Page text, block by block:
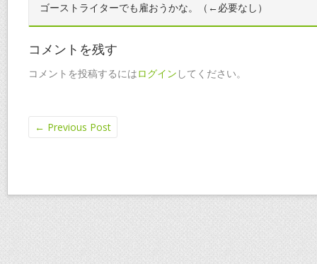
ゴーストライターでも雇おうかな。（←必要なし）
コメントを残す
コメントを投稿するにはログイン してください。
← Previous Post